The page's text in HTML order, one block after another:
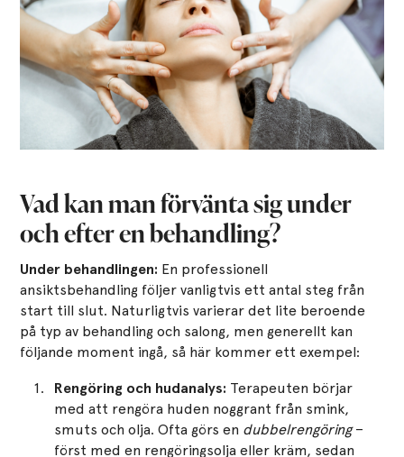
Vad kan man förvänta sig under
och efter en behandling?
Under behandlingen: En professionell
ansiktsbehandling följer vanligtvis ett antal steg från
start till slut. Naturligtvis varierar det lite beroende
på typ av behandling och salong, men generellt kan
följande moment ingå​, så här kommer ett exempel:
Rengöring och hudanalys: Terapeuten börjar
med att rengöra huden noggrant från smink,
smuts och olja. Ofta görs en dubbelrengöring–
först med en rengöringsolja eller kräm, sedan